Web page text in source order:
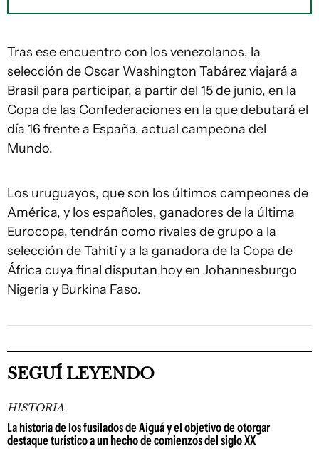
Tras ese encuentro con los venezolanos, la
selección de Oscar Washington Tabárez viajará a
Brasil para participar, a partir del 15 de junio, en la
Copa de las Confederaciones en la que debutará el
día 16 frente a España, actual campeona del
Mundo.
Los uruguayos, que son los últimos campeones de
América, y los españoles, ganadores de la última
Eurocopa, tendrán como rivales de grupo a la
selección de Tahití y a la ganadora de la Copa de
África cuya final disputan hoy en Johannesburgo
Nigeria y Burkina Faso.
SEGUÍ LEYENDO
HISTORIA
La historia de los fusilados de Aiguá y el objetivo de otorgar
destaque turístico a un hecho de comienzos del siglo XX